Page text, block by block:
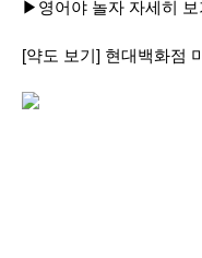
▶영어야 놀자 자세히 보
[약도 보기] 현대백화점